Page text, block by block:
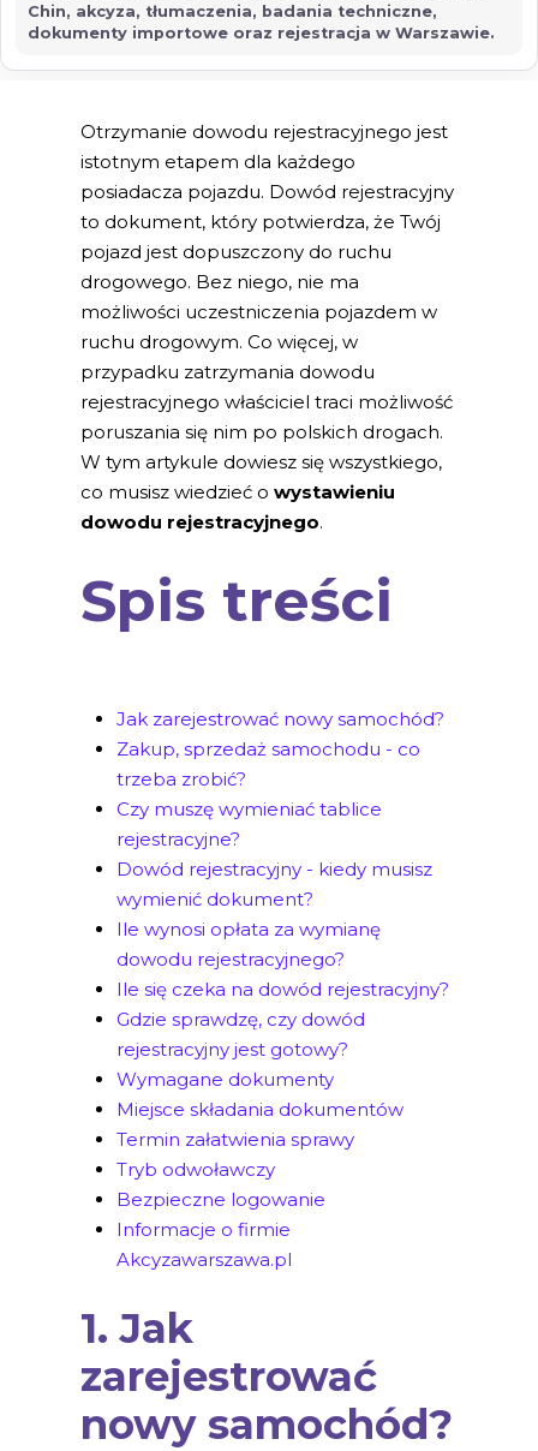
Otrzymanie dowodu rejestracyjnego jest
istotnym etapem dla każdego
posiadacza pojazdu. Dowód rejestracyjny
to dokument, który potwierdza, że Twój
pojazd jest dopuszczony do ruchu
drogowego. Bez niego, nie ma
możliwości uczestniczenia pojazdem w
ruchu drogowym. Co więcej, w
przypadku zatrzymania dowodu
rejestracyjnego właściciel traci możliwość
poruszania się nim po polskich drogach.
W tym artykule dowiesz się wszystkiego,
co musisz wiedzieć o wystawieniu
dowodu rejestracyjnego.
Spis treści
Jak zarejestrować nowy samochód?
Zakup, sprzedaż samochodu - co
trzeba zrobić?
Czy muszę wymieniać tablice
rejestracyjne?
Dowód rejestracyjny - kiedy musisz
wymienić dokument?
Ile wynosi opłata za wymianę
dowodu rejestracyjnego?
Ile się czeka na dowód rejestracyjny?
Gdzie sprawdzę, czy dowód
rejestracyjny jest gotowy?
Wymagane dokumenty
Miejsce składania dokumentów
Termin załatwienia sprawy
Tryb odwoławczy
Bezpieczne logowanie
Informacje o firmie
Akcyzawarszawa.pl
1. Jak
zarejestrować
nowy samochód?
Chin, akcyza, tłumaczenia, badania techniczne,
dokumenty importowe oraz rejestracja w Warszawie.